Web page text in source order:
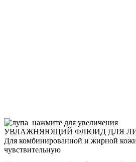
нажмите для увеличения
УВЛАЖНЯЮЩИЙ ФЛЮИД ДЛЯ
Для комбинированной и жирной
чувствительную